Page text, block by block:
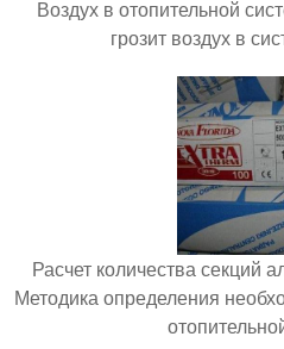
Воздух в отопительной
грозит воздух в
Расчет количества секций
Методика определения